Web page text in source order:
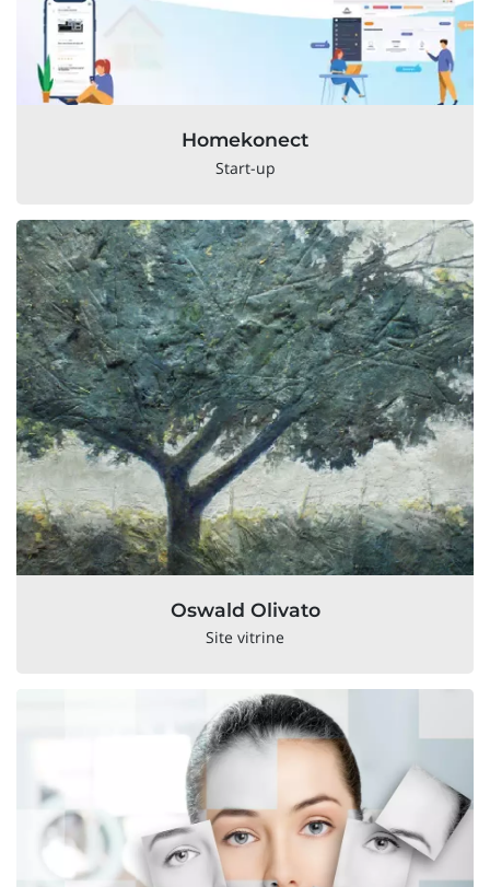
Homekonect
Start-up
Oswald Olivato
Site vitrine